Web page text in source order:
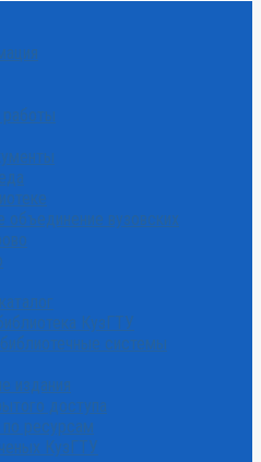
объединение вузовских
КузГТУ
системы
издания
доступа
по ресурсам
КузГТУ